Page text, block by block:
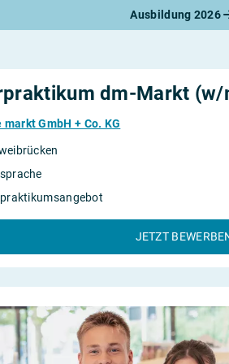
Ausbildung 2026
Bewerbung
Check
dm-Markt
GmbH + Co. KG
JETZT